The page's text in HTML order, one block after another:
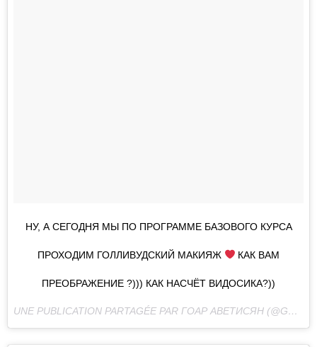
НУ, А СЕГОДНЯ МЫ ПО ПРОГРАММЕ БАЗОВОГО КУРСА
ПРОХОДИМ ГОЛЛИВУДСКИЙ МАКИЯЖ КАК ВАМ
ПРЕОБРАЖЕНИЕ ?))) КАК НАСЧЁТ ВИДОСИКА?))
UNE PUBLICATION PARTAGÉE PAR ГОАР АВЕТИСЯН (@GOAR_AVETISYAN) LE